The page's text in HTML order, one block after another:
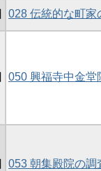
028 伝統的な町
050 興福寺中金堂
053 朝集殿院の調